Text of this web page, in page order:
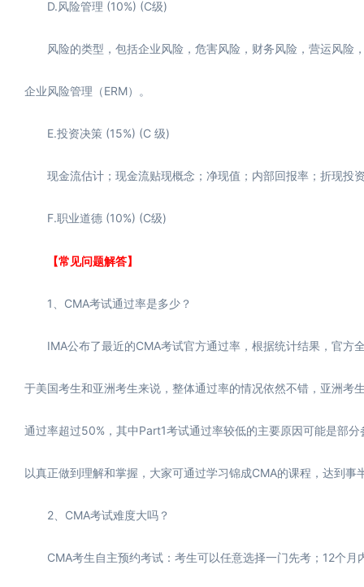
D.风险管理 (10%) (C级)
风险的类型，包括企业风险，危害风险，财务风险，营运风险
企业风险管理（ERM）。
E.投资决策 (15%) (C 级)
现金流估计；现金流贴现概念；净现值；内部回报率；折现投
F.职业道德 (10%) (C级)
【常见问题解答】
1、CMA考试通过率是多少？
IMA公布了最近的CMA考试官方通过率，根据统计结果，官方
于美国考生和亚洲考生来说，整体通过率的情况依然不错，亚洲
通过率超过50%，其中Part1考试通过率较低的主要原因可能是部
以真正做到理解和掌握，大家可通过学习锦成CMA的课程，达到
2、CMA考试难度大吗？
CMA考生自主预约考试：考生可以任意选择一门先考；12个月